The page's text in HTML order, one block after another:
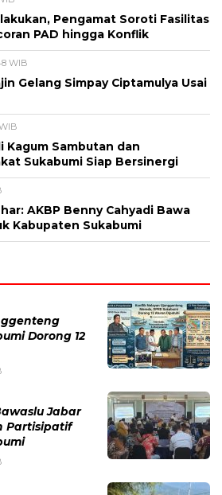
Pengamat Soroti Fasilitas
PAD hingga Konflik
WIB
Gelang Simpay Ciptamulya Usai
Kagum Sambutan dan
Sukabumi Siap Bersinergi
AKBP Benny Cahyadi Bawa
Kabupaten Sukabumi
Dorong 12
Jabar
Partisipatif